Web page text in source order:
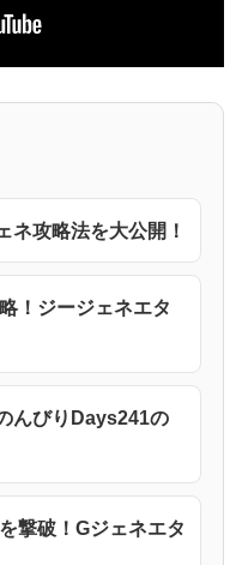
ネ攻略法を大公開！
！ジージェネエタ
んびりDays241の
撃破！Gジェネエタ